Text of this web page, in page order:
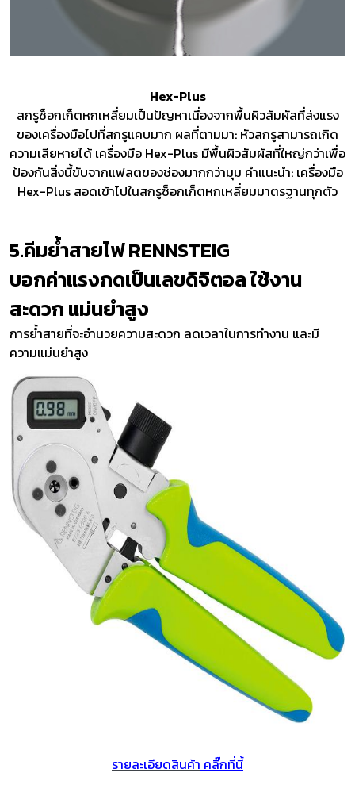
Hex-Plus
สกรูซ็อกเก็ตหกเหลี่ยมเป็นปัญหาเนื่องจากพื้นผิวสัมผัสที่ส่งแรง
ของเครื่องมือไปที่สกรูแคบมาก ผลที่ตามมา: หัวสกรูสามารถเกิด
ความเสียหายได้ เครื่องมือ Hex-Plus มีพื้นผิวสัมผัสที่ใหญ่กว่าเพื่อ
ป้องกันสิ่งนี้ขับจากแฟลตของช่องมากกว่ามุม คำแนะนำ: เครื่องมือ
Hex-Plus สอดเข้าไปในสกรูซ็อกเก็ตหกเหลี่ยมมาตรฐานทุกตัว
5.คีมย้ำสายไฟ RENNSTEIG
บอกค่าแรงกดเป็นเลขดิจิตอล ใช้งาน
สะดวก แม่นยำสูง
การย้ำสายที่จะอำนวยความสะดวก ลดเวลาในการทำงาน และมี
ความแม่นยำสูง
รายละเอียดสินค้า คลิ๊กที่นี้